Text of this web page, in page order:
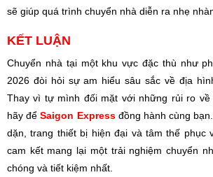
sẽ giúp quá trình chuyển nhà diễn ra nhẹ
KẾT LUẬN
Chuyển nhà tại một khu vực đặc thù như
2026 đòi hỏi sự am hiểu sâu sắc về địa
Thay vì tự mình đối mặt với những rủi ro về
hãy đểSaigon Expressđồng hành cùng
dặn, trang thiết bị hiện đại và tâm thế phục
cam kết mang lại một trải nghiệm chuyển
chóng và tiết kiệm nhất.